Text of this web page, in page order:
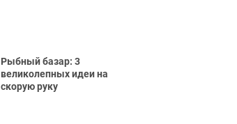
Рыбный базар: 3
великолепных идеи на
скорую руку